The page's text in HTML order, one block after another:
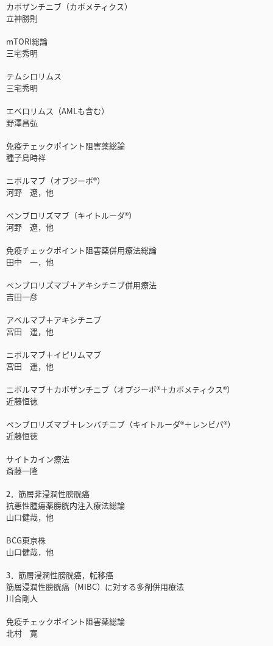
カボザンチニブ（カボメティクス）
立神勝則
mTORI総論
三宅秀明
テムシロリムス
三宅秀明
エベロリムス（AMLも含む）
野澤昌弘
免疫チェックポイント阻害薬総論
種子島時祥
ニボルマブ（オプジーボ®）
河野 遼，他
ペンブロリズマブ（キイトルーダ®）
河野 遼，他
免疫チェックポイント阻害薬併用療法総論
田中 一，他
ペンブロリズマブ＋アキシチニブ併用療法
吉田一彦
アベルマブ＋アキシチニブ
宮田 遥，他
ニボルマブ＋イピリムマブ
宮田 遥，他
ニボルマブ＋カボザンチニブ（オプジーボ®＋カボメティクス®）
近藤恒徳
ペンブロリズマブ＋レンバチニブ（キイトルーダ®＋レンビバ®）
近藤恒徳
サイトカイン療法
斎藤一隆
2．筋層非浸潤性膀胱癌
抗悪性腫瘍薬膀胱内注入療法総論
山口健哉，他
BCG東京株
山口健哉，他
3．筋層浸潤性膀胱癌，転移癌
筋層浸潤性膀胱癌（MIBC）に対する多剤併用療法
川合剛人
免疫チェックポイント阻害薬総論
北村 寛